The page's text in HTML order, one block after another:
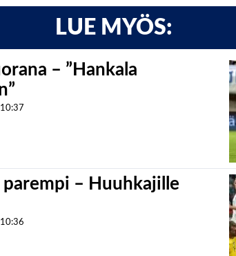
LUE MYÖS:
– ”Hankala
10:37
parempi – Huuhkajille
10:36